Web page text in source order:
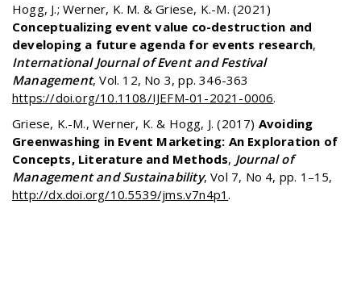
Hogg, J.; Werner, K. M. & Griese, K.-M. (2021)
Conceptualizing event value co-destruction and
developing a future agenda for events research,
International Journal of Event and Festival
Management, Vol. 12, No 3, pp. 346-363
https://doi.org/10.1108/IJEFM-01-2021-0006.
Griese, K.-M., Werner, K. & Hogg, J. (2017) Avoiding
Greenwashing in Event Marketing: An Exploration of
Concepts, Literature and Methods, Journal of
Management and Sustainability, Vol 7, No 4, pp. 1–15,
http://dx.doi.org/10.5539/jms.v7n4p1.